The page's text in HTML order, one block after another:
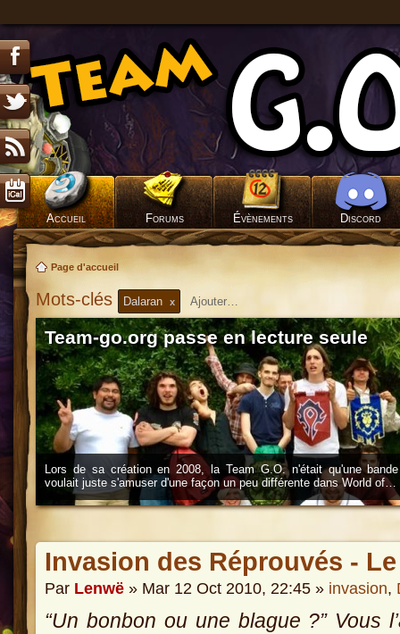
Accueil Forums Évènements Discord
Page d'accueil
Mots-clés Dalaran x
Lors de sa création en 2008, la Team G.O. n'était qu'une
voulait juste s'amuser d'une façon un peu différente dans World of…
Team-go.org passe en lecture seule
Invasion des Réprouvés -
Par Lenwë » Mar 12 Oct 2010, 22:45 » invasion,
“Un bonbon ou une blague ?” Vous